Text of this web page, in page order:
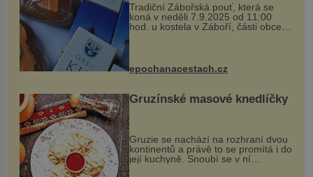
Tradiční Zábořská pouť, která se
koná v neděli 7.9.2025 od 11:00
hod. u kostela v Záboří, části obce
Kly u Mělníka. V programu naleznete
komentovanou prohlídku kostela,
epochanacestach.cz
Gruzínské masové knedlíčky
Gruzie se nachází na rozhraní dvou
kontinentů a právě to se promítá i do
její kuchyně. Snoubí se v ní
evropské a asijské chutě a díky tomu